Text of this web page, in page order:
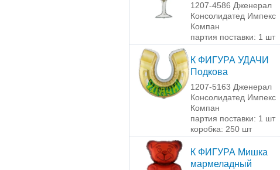
1207-4586 Дженерал
Консолидатед Импекс
Компан
партия поставки: 1 шт
К ФИГУРА УДАЧИ
Подкова
1207-5163 Дженерал
Консолидатед Импекс
Компан
партия поставки: 1 шт
коробка: 250 шт
К ФИГУРА Мишка
мармеладный